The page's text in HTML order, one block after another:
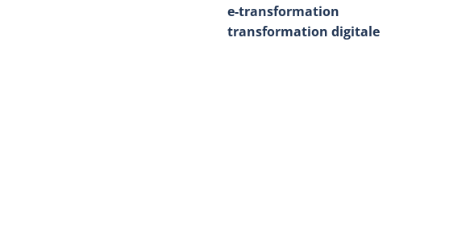
e-transformation
transformation digitale